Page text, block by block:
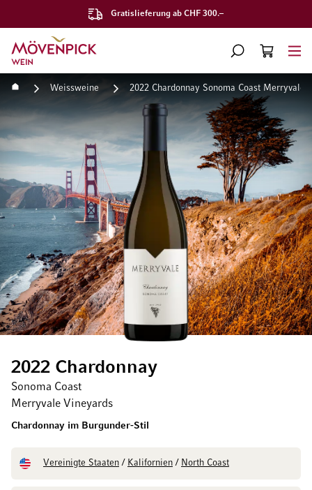
Gratislieferung ab CHF 300.–
Zur Startseite
SUCHE
WARENKORB
Startseite Weissweine 2022 Chardonnay Sonoma Coast Merryvale
2022 Chardonnay
Sonoma Coast
Merryvale Vineyards
Chardonnay im Burgunder-Stil
Vereinigte Staaten / Kalifornien / North Coast
Zum Ende der Bildgalerie springen
Zum Anfang der